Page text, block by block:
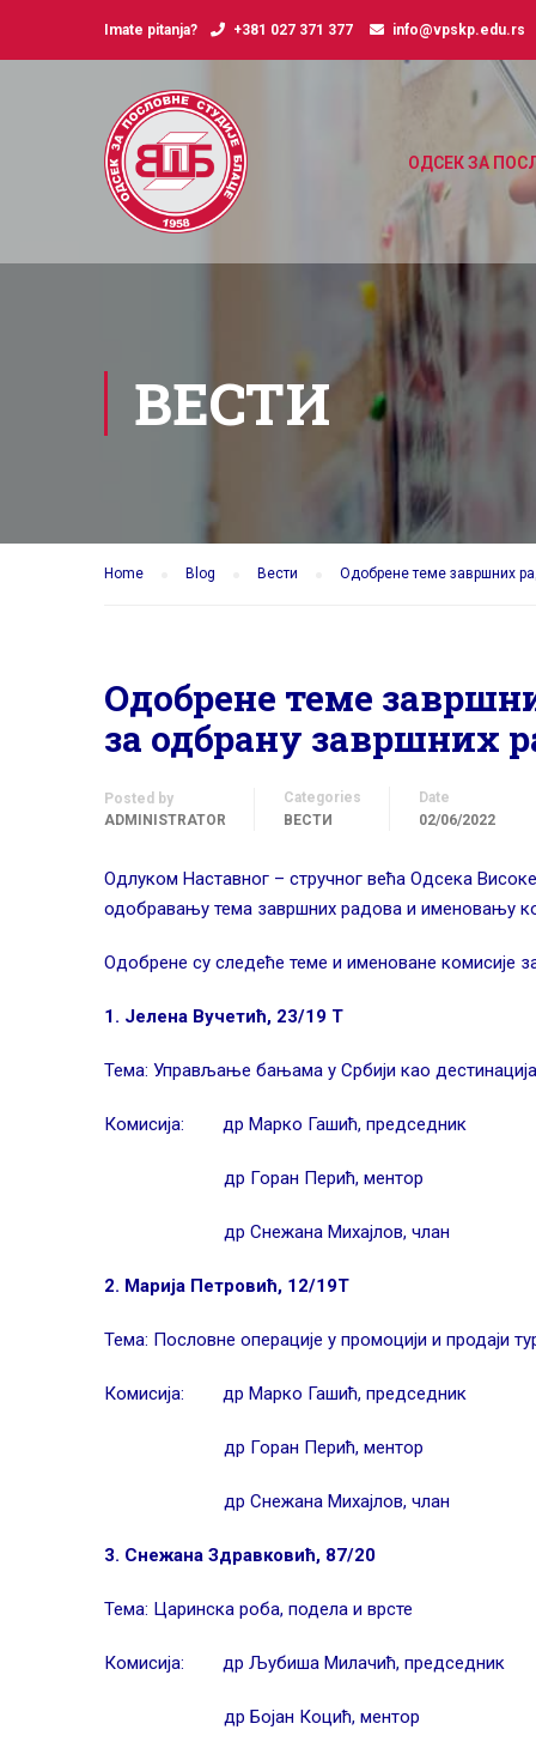
Imate pitanja? +381 027 371 377 info@vpskp.edu.rs
ОДСЕК ЗА
ВЕСТИ
Home Blog Вести Одобрене теме завршних
Одобрене теме
за одбрану завршних
Posted by
ADMINISTRATOR
Categories
ВЕСТИ
Date
02/06/2022
Одлуком Наставног – стручног већа Одсека
одобравању тема завршних радова и именовању
Одобрене су следеће теме и именоване комисије
1. Јелена Вучетић, 23/19 Т
Тема: Управљање бањама у Србији као
Комисија: др Марко Гашић, председник
др Горан Перић, ментор
др Снежана Михајлов, члан
2. Марија Петровић, 12/19Т
Тема: Пословне операције у промоцији и продаји
Комисија: др Марко Гашић, председник
др Горан Перић, ментор
др Снежана Михајлов, члан
3. Снежана Здравковић, 87/20
Тема: Царинска роба, подела и врсте
Комисија: др Љубиша Милачић, председник
др Бојан Коцић, ментор